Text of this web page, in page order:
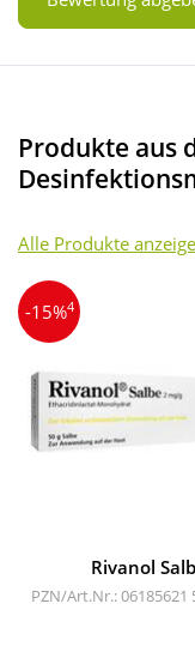
Produkte aus
Alle Produkte
-15%4
Rivanol
PZN/Art.Nr.: 06185621